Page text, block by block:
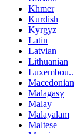
Khmer
Kurdish
Kyrgyz
Latin
Latvian
Lithuanian
Luxembou..
Macedonian
Malagasy
Malay
Malayalam
Maltese